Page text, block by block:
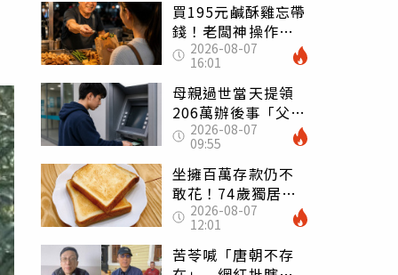
買195元鹹酥雞忘帶
錢！老闆神操作
「倒找5元」 全網
看哭：這就是台灣
2026-08-07
16:01
母親過世當天提領
206萬辦後事「父子
遭判刑」 律師：
搶錢先下手是罪
2026-08-07
09:55
坐擁百萬存款仍不
敢花！74歲獨居翁
「1餐只吃1片吐
司」 半年後暴瘦
嚇壞女兒
2026-08-07
12:01
苦苓喊「唐朝不存